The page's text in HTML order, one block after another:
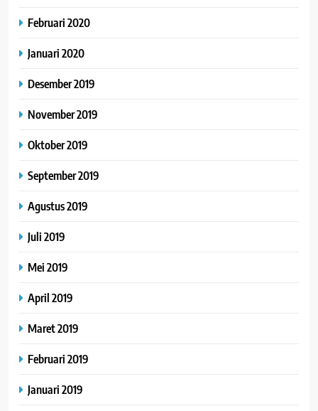
Februari 2020
Januari 2020
Desember 2019
November 2019
Oktober 2019
September 2019
Agustus 2019
Juli 2019
Mei 2019
April 2019
Maret 2019
Februari 2019
Januari 2019